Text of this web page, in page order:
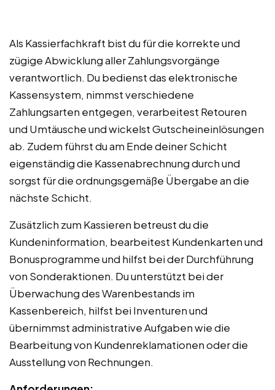
Als Kassierfachkraft bist du für die korrekte und
zügige Abwicklung aller Zahlungsvorgänge
verantwortlich. Du bedienst das elektronische
Kassensystem, nimmst verschiedene
Zahlungsarten entgegen, verarbeitest Retouren
und Umtäusche und wickelst Gutscheineinlösungen
ab. Zudem führst du am Ende deiner Schicht
eigenständig die Kassenabrechnung durch und
sorgst für die ordnungsgemäße Übergabe an die
nächste Schicht.
Zusätzlich zum Kassieren betreust du die
Kundeninformation, bearbeitest Kundenkarten und
Bonusprogramme und hilfst bei der Durchführung
von Sonderaktionen. Du unterstützt bei der
Überwachung des Warenbestands im
Kassenbereich, hilfst bei Inventuren und
übernimmst administrative Aufgaben wie die
Bearbeitung von Kundenreklamationen oder die
Ausstellung von Rechnungen.